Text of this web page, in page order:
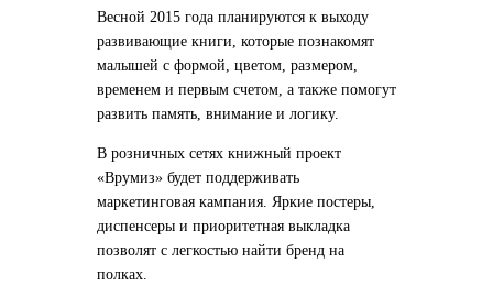
Весной 2015 года планируются к выходу
развивающие книги, которые познакомят
малышей с формой, цветом, размером,
временем и первым счетом, а также помогут
развить память, внимание и логику.
В розничных сетях книжный проект
«Врумиз» будет поддерживать
маркетинговая кампания. Яркие постеры,
диспенсеры и приоритетная выкладка
позволят с легкостью найти бренд на
полках.